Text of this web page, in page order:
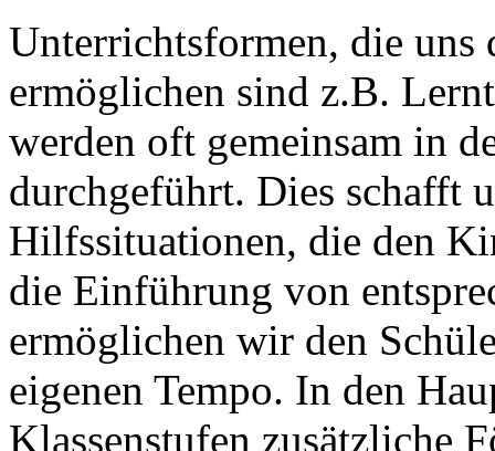
Unterrichtsformen, die
ermöglichen sind z.B.
werden oft gemeinsam in
durchgeführt. Dies schafft
Hilfssituationen, die den
die Einführung von
ermöglichen wir den
eigenen Tempo. In den
Klassenstufen zusätzliche